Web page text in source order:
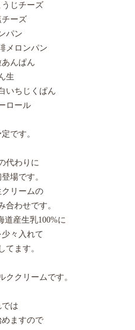
じチーズ
ーズ
パン
メロンパン
あんぱん
生
いちじくぱん
ロール
です。
代わりに
場です。
リームの
合わせです。
道産生乳100%に
々入れて
てます。
ククリームです。
では
ますので